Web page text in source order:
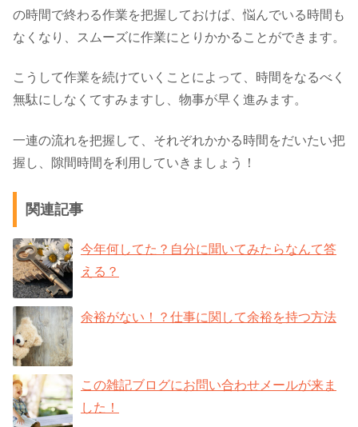
の時間で終わる作業を把握しておけば、悩んでいる時間も
なくなり、スムーズに作業にとりかかることができます。
こうして作業を続けていくことによって、時間をなるべく
無駄にしなくてすみますし、物事が早く進みます。
一連の流れを把握して、それぞれかかる時間をだいたい把
握し、隙間時間を利用していきましょう！
関連記事
今年何してた？自分に聞いてみたらなんて答
える？
余裕がない！？仕事に関して余裕を持つ方法
この雑記ブログにお問い合わせメールが来ま
した！